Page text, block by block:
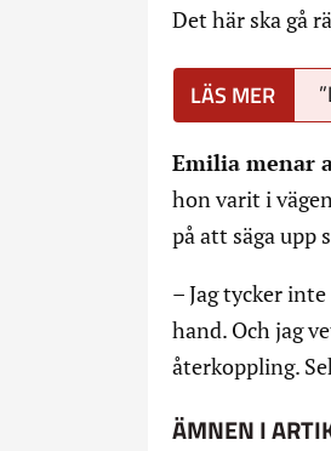
Det här ska gå
Emilia menar
hon varit i
på att säga upp
– Jag tycker
hand. Och jag
återkoppling.
ÄMNEN I